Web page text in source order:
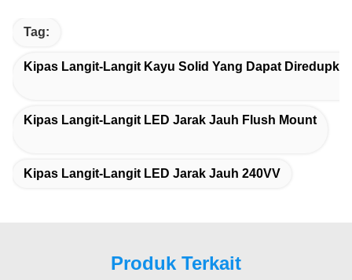
Tag:
Kipas Langit-Langit Kayu Solid Yang Dapat
Kipas Langit-Langit LED Jarak Jauh Flush Mount
Kipas Langit-Langit LED Jarak Jauh 240VV
Produk Terkait